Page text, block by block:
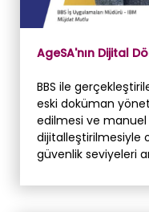
AgeSA'nın Dijital
BBS ile
eski doküman
edilmesi ve
dijitalleştirilmesiyle
güvenlik seviyeleri